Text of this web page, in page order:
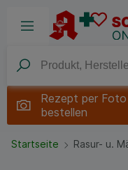
Rezept per Foto
bestellen
Startseite Rasur- u.